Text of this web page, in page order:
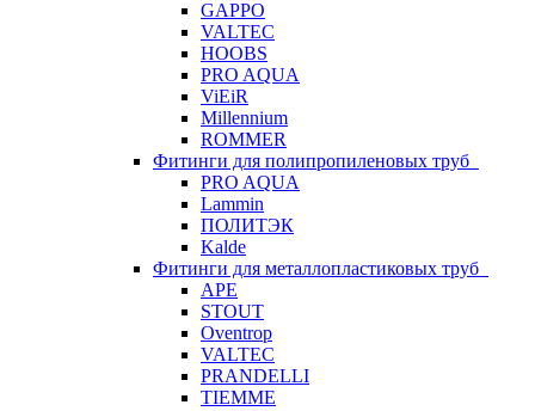
GAPPO
VALTEC
HOOBS
PRO AQUA
ViEiR
Millennium
ROMMER
Фитинги для полипропиленовых труб
PRO AQUA
Lammin
ПОЛИТЭК
Kalde
Фитинги для металлопластиковых труб
APE
STOUT
Oventrop
VALTEC
PRANDELLI
TIEMME